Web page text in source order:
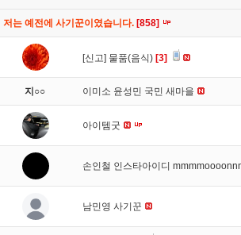
저는 예전에 사기꾼이였습니다. [858]
[신고] 물품(음식) [3]
지○○ 이미소 윤성민 국민 새마을
아이템굿
손인철 인스타아이디
남민영 사기꾼